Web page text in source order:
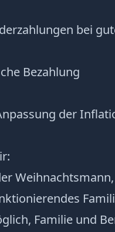
bei
Bezahlung
der
Familie und